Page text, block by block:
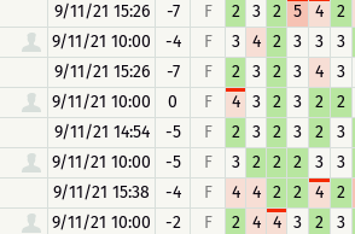
9/11/21 15:26
-7 F 2 3 2 5 4
2
9/11/21 10:00 -4 F 3 4 2 3 3
3
9/11/21 15:26
-7 F 2 3 2 3 4
3
9/11/21 10:00 0 F 4 3 2 3 2
2
9/11/21 14:54
-5 F 2 3 2 3 2
3
9/11/21 10:00 -5 F 3 2 2 2 3
3
9/11/21 15:38
-4 F 4 4 2 2 4
2
9/11/21 10:00 -2 F 2 4 4 3 2
3